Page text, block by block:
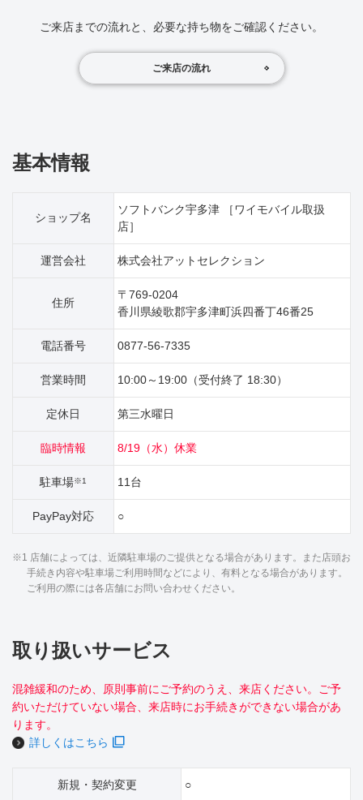
ご来店までの流れと、必要な持ち物をご確認ください。
ご来店の流れ
基本情報
ショップ名
ソフトバンク宇多津 ［ワイモバイル取扱
店］
運営会社 株式会社アットセレクション
住所
〒769-0204
香川県綾歌郡宇多津町浜四番丁46番25
電話番号 0877-56-7335
営業時間 10:00～19:00（受付終了 18:30）
定休日 第三水曜日
臨時情報 8/19（水）休業
駐車場※1 11台
PayPay対応 ○
※1 店舗によっては、近隣駐車場のご提供となる場合があります。また店頭お
手続き内容や駐車場ご利用時間などにより、有料となる場合があります。
ご利用の際には各店舗にお問い合わせください。
取り扱いサービス
混雑緩和のため、原則事前にご予約のうえ、来店ください。ご予
約いただけていない場合、来店時にお手続きができない場合があ
ります。
詳しくはこちら
新規・契約変更 ○